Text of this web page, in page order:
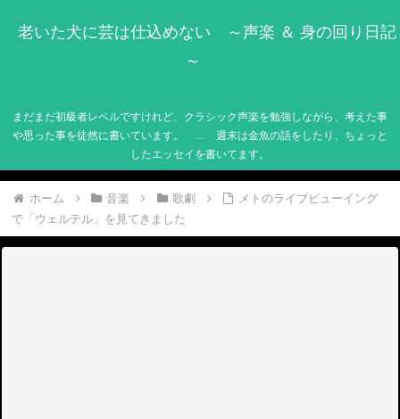
老いた犬に芸は仕込めない ～声楽 ＆ 身の回り日記
～
まだまだ初級者レベルですけれど、クラシック声楽を勉強しながら、考えた事
や思った事を徒然に書いています。 … 週末は金魚の話をしたり、ちょっと
したエッセイを書いてます。
ホーム 音楽 歌劇
メトのライブビューイング
で「ウェルテル」を見てきました